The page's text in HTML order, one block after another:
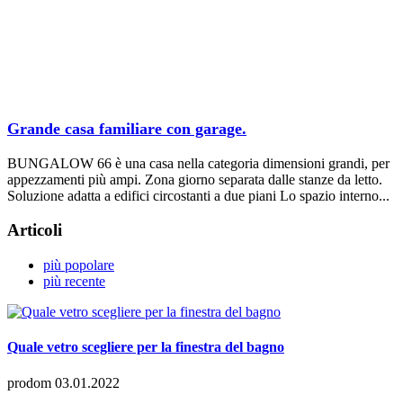
Grande casa familiare con garage.
BUNGALOW 66 è una casa nella categoria dimensioni grandi, per
appezzamenti più ampi. Zona giorno separata dalle stanze da letto.
Soluzione adatta a edifici circostanti a due piani Lo spazio interno...
Articoli
più popolare
più recente
Quale vetro scegliere per la finestra del bagno
prodom 03.01.2022